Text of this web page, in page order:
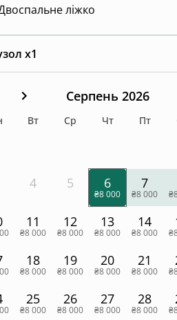
ліжко
x1
Серпень 2026
Вт Ср Чт Пт
4 5 6
₴8 000
7
₴8 000
11
₴8 000
12
₴8 000
13
₴8 000
14
₴8 000
18
₴8 000
19
₴8 000
20
₴8 000
21
₴8 000
25
₴8 000
26
₴8 000
27
₴8 000
28
₴8 000